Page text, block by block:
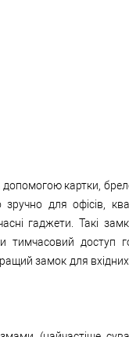
картки,
для офісів,
гаджети. Такі
тимчасовий доступ
замок для